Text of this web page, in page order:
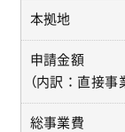
本拠地
申請金額
（内訳：直接事
総事業費